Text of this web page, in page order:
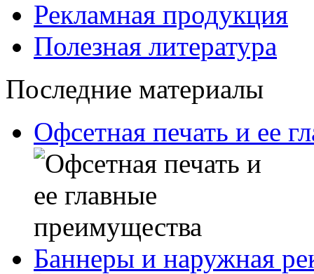
Рекламная продукция
Полезная литература
Последние материалы
Офсетная печать и ее
Баннеры и наружная